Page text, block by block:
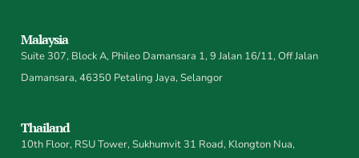
Malaysia
Suite 307, Block A, Phileo Damansara 1, 9 Jalan 16/11, Off Jalan
Damansara, 46350 Petaling Jaya, Selangor
Thailand
10th Floor, RSU Tower, Sukhumvit 31 Road, Klongton Nua,